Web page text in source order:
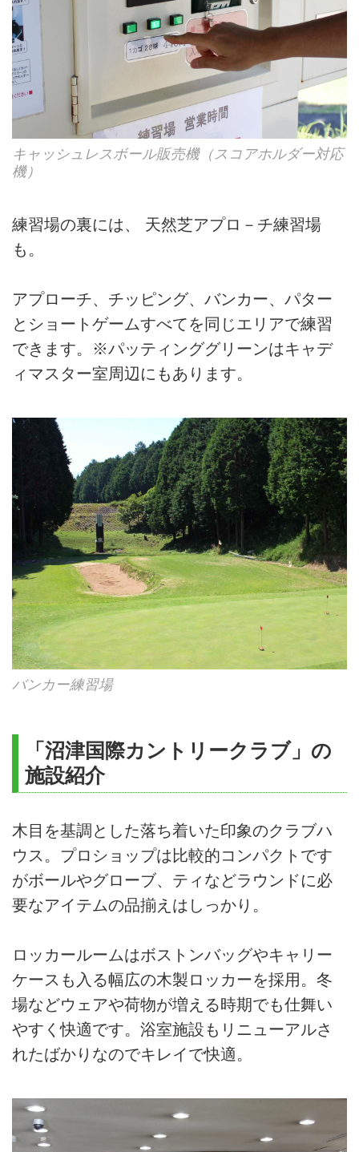
キャッシュレスボール販売機（スコアホルダー対応
機）
練習場の裏には、 天然芝アプロ－チ練習場
も。
アプローチ、チッピング、バンカー、パター
とショートゲームすべてを同じエリアで練習
できます。※パッティンググリーンはキャデ
ィマスター室周辺にもあります。
バンカー練習場
「沼津国際カントリークラブ」の
施設紹介
木目を基調とした落ち着いた印象のクラブハ
ウス。プロショップは比較的コンパクトです
がボールやグローブ、ティなどラウンドに必
要なアイテムの品揃えはしっかり。
ロッカールームはボストンバッグやキャリー
ケースも入る幅広の木製ロッカーを採用。冬
場などウェアや荷物が増える時期でも仕舞い
やすく快適です。浴室施設もリニューアルさ
れたばかりなのでキレイで快適。